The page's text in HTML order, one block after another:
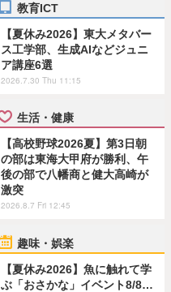
教育ICT
【夏休み2026】東大メタバー
ス工学部、生成AIなどジュニ
ア講座6選
2026.7.30 Thu 11:15
生活・健康
【高校野球2026夏】第3日朝
の部は東海大甲府が勝利、午
後の部で八幡商と健大高崎が
激突
2026.8.7 Fri 12:45
趣味・娯楽
【夏休み2026】魚に触れて学
ぶ「おさかな」イベント8/8…